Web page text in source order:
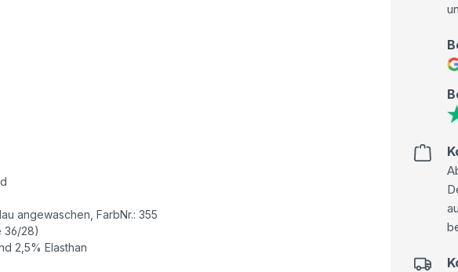
angewaschen, FarbNr.: 355
36/28)
2,5% Elasthan